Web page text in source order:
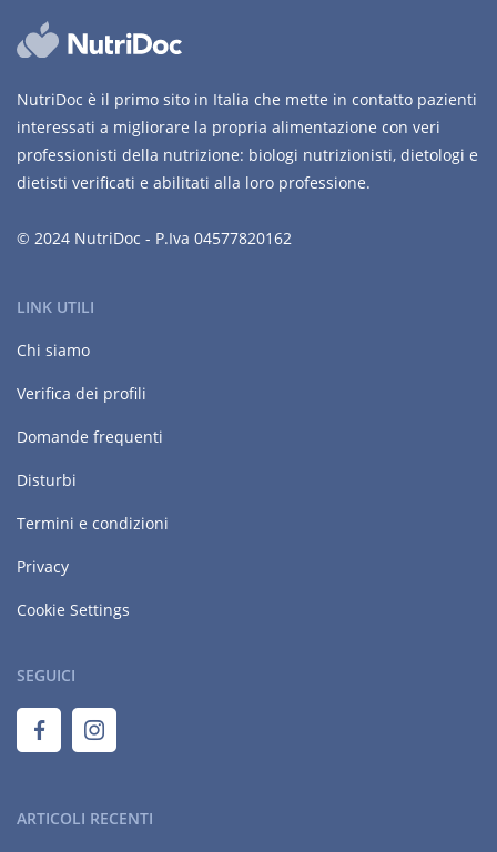
NutriDoc è il primo sito in Italia che mette in contatto pazienti
interessati a migliorare la propria alimentazione con veri
professionisti della nutrizione: biologi nutrizionisti, dietologi e
dietisti verificati e abilitati alla loro professione.
© 2024 NutriDoc - P.Iva 04577820162
LINK UTILI
Chi siamo
Verifica dei profili
Domande frequenti
Disturbi
Termini e condizioni
Privacy
Cookie Settings
SEGUICI
ARTICOLI RECENTI